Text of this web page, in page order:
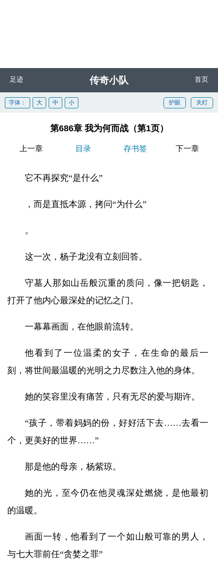
足迹 传奇小队 首页
关灯
护眼
字体： 大 中 小
第686章 我为何而战（第1页）
上一章 目录 存书签 下一章
它不再探究“是什么”
，而是直抵本源，拷问“为什么”
。
这一次，杨子龙没有立刻回答。
守墓人那如山岳般沉重的质问，像一把钥匙，
打开了他内心最深处的记忆之门。
一幕幕画面，在他眼前流转。
他看到了一位温柔的女子，在生命的最后一
刻，将世间最温暖的光明之力尽数注入他的身体。
她的笑容里没有痛苦，只有无尽的爱与期许。
“孩子，带着妈妈的份，好好活下去……去看一
个，更美好的世界……”
那是他的母亲，杨紫琼。
她的光，至今仍在他灵魂深处燃烧，是他最初
的温暖。
画面一转，他看到了一个如山般可靠的男人，
与七大罪前任“贪婪之罪”